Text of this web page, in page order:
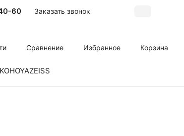
60 Заказать звонок
Сравнение Избранное Корзина
HOYAZEISS